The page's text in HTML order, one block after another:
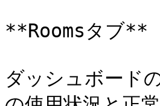
**Roomsタブ**
ダッシュボード